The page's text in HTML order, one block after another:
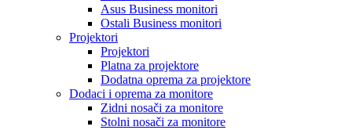
Asus Business monitori
Ostali Business monitori
Projektori
Projektori
Platna za projektore
Dodatna oprema za projektore
Dodaci i oprema za monitore
Zidni nosači za monitore
Stolni nosači za monitore